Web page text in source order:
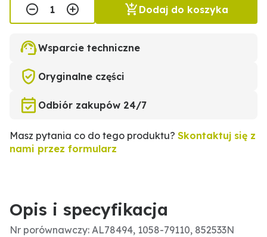
Dodaj do koszyka
Wsparcie techniczne
Oryginalne części
Odbiór zakupów 24/7
Masz pytania co do tego produktu? Skontaktuj się z
nami przez formularz
Opis i specyfikacja
Nr porównawczy: AL78494, 1058-79110, 852533N